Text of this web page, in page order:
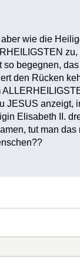
wie die
begegnen,
den Rücken
anzeigt,
Elisabeth II.
tut man